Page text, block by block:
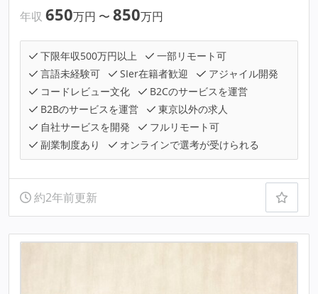
年収 650万円 〜 850万円
下限年収500万円以上
一部リモート可
言語未経験可
SIer在籍者歓迎
アジャイル開発
コードレビュー文化
B2Cのサービスを運営
B2Bのサービスを運営
東京以外の求人
自社サービスを開発
フルリモート可
副業制度あり
オンラインで選考が受けられる
約2年前更新